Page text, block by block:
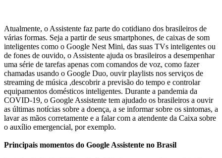
Atualmente, o Assistente faz parte do cotidiano dos brasileiros de
várias formas. Seja a partir de seus smartphones, de caixas de som
inteligentes como o Google Nest Mini, das suas TVs inteligentes ou
de fones de ouvido, o Assistente ajuda os brasileiros a desempenhar
uma série de tarefas apenas com comandos de voz, como fazer
chamadas usando o Google Duo, ouvir playlists nos serviços de
streaming de música ,descobrir a previsão do tempo e controlar
equipamentos domésticos inteligentes. Durante a pandemia da
COVID-19, o Google Assistente tem ajudado os brasileiros a ouvir
as últimas notícias sobre a doença, a se informar sobre os sintomas, a
lavar as mãos corretamente e a falar com a atendente da Caixa sobre
o auxílio emergencial, por exemplo.
Principais momentos do Google Assistente no Brasil